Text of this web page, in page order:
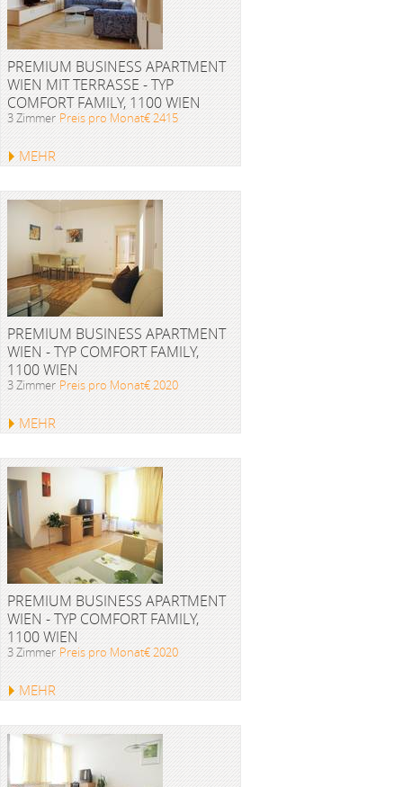
PREMIUM BUSINESS APARTMENT
WIEN MIT TERRASSE - TYP
COMFORT FAMILY, 1100 WIEN
3 Zimmer Preis pro Monat€ 2415
MEHR
PREMIUM BUSINESS APARTMENT
WIEN - TYP COMFORT FAMILY,
1100 WIEN
3 Zimmer Preis pro Monat€ 2020
MEHR
PREMIUM BUSINESS APARTMENT
WIEN - TYP COMFORT FAMILY,
1100 WIEN
3 Zimmer Preis pro Monat€ 2020
MEHR